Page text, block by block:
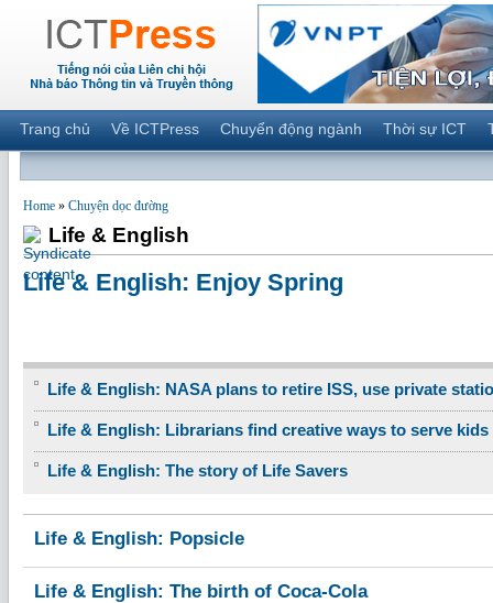
Trang chủ Về ICTPress Chuyển động ngành Thời sự ICT
Home » Chuyện dọc đường
Life & English
Life & English: Enjoy Spring
Life & English: NASA plans to retire ISS, use private
Life & English: Librarians find creative ways to serve kids
Life & English: The story of Life Savers
Life & English: Popsicle
Life & English: The birth of Coca-Cola